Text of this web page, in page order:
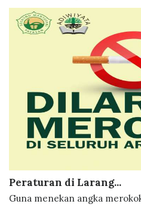
Peraturan di Larang...
Guna menekan angka